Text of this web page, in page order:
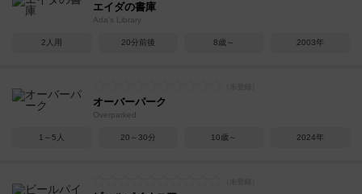
エイダの書庫
Ada's Library
2人用 20分前後 8歳～ 2003年
オーバーパーク
Overparked
1～5人 20～30分 10歳～ 2024年